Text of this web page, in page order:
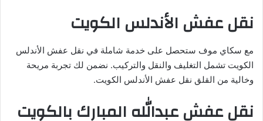
نقل عفش الأندلس الكويت
مع سكاي موف ستحصل على خدمة شاملة في نقل عفش الأندلس
الكويت تشمل التغليف والنقل والتركيب. نضمن لك تجربة مريحة
وخالية من القلق نقل عفش الأندلس الكويت.
نقل عفش عبدالله المبارك بالكويت